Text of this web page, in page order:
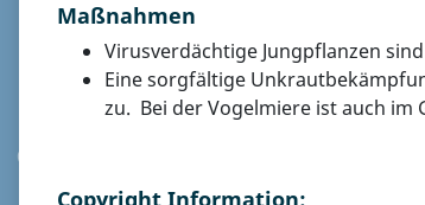
Maßnahmen
Virusverdächtige Jungpflanzen
Eine sorgfältige
zu. Bei der Vogelmiere ist auch im
Copyright Information: